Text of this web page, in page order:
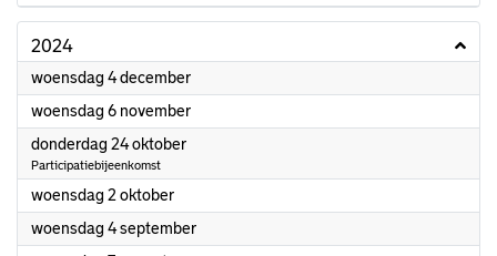
2024
woensdag 4 december2024
woensdag 6 november2024
donderdag 24 oktober2024
Participatiebijeenkomst
woensdag 2 oktober2024
woensdag 4 september2024